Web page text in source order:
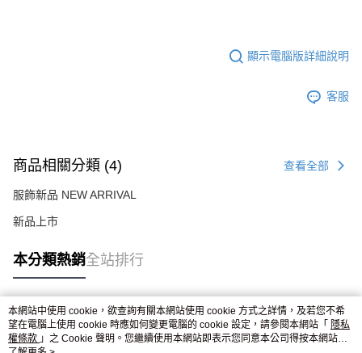
顯示電腦版詳細說明
客服
商品相關分類 (4) 查看全部
服飾新品 NEW ARRIVAL
新品上市
本分類熱銷全站排行
熱門標籤
本網站中使用 cookie，欲查詢有關本網站使用 cookie 方式之詳情，及若您不希
望在電腦上使用 cookie 時應如何變更電腦的 cookie 設定，請參閱本網站「 隱私
權條款 」之 Cookie 聲明。您繼續使用本網站即表示您同意本公司得按本網站使